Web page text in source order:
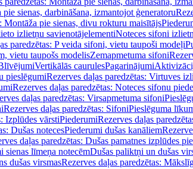
pie sienas, darbināšana, izmantojot ģeneratoru
Montāža pie sienas, divu rokturu maisītājs
izlietņu savienotājelementiNoteces sifoni
paredzētas: P veida sifoni, vietu taupoši modeļi
vietu taupošs modelisZemapmetuma sifoni
Vertikālās caurulesPagarinājumi
pieslēgumiRezerves daļas paredzētas: Virtuves
Rezerves daļas paredzētas: Noteces sifonu
daļas paredzētas: Virsapmetuma sifoni
Rezerves daļas paredzētas: SifoniPieslēguma
Izplūdes vārstiPiederumiRezerves daļas
Dušas notecesPiederumi dušas kanāliem
daļas paredzētas: Dušas pamatnes izplūdes
sienas līmeņa notecēmDušas paliktņi un dušas
dušas virsmasRezerves daļas paredzētas: